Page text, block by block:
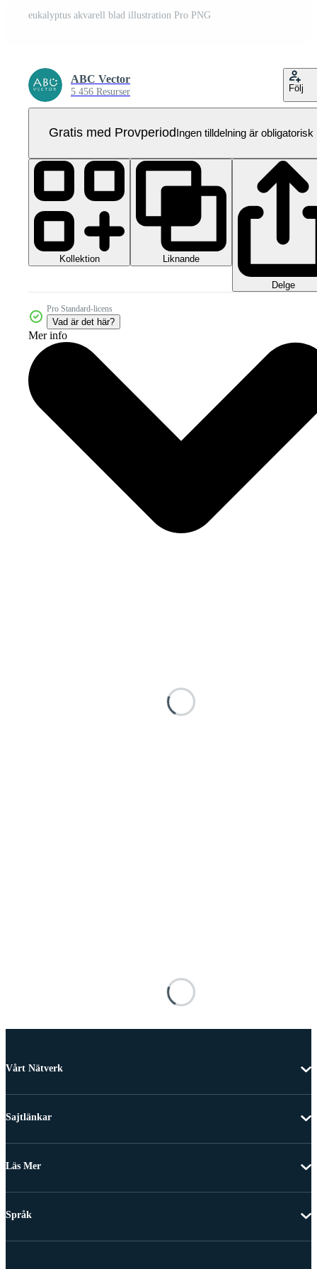
eukalyptus akvarell blad illustration Pro PNG
ABC Vector
5 456 Resurser Följ
Gratis med ProvperiodIngen tilldelning är obligatorisk
Kollektion Liknande
Delge
Pro Standard-licens
Vad är det här?
Mer info
Vårt Nätverk
Sajtlänkar
Läs Mer
Språk